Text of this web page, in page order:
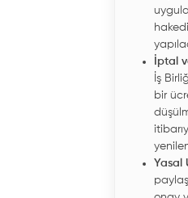
İptal
İş
bir
Yasal